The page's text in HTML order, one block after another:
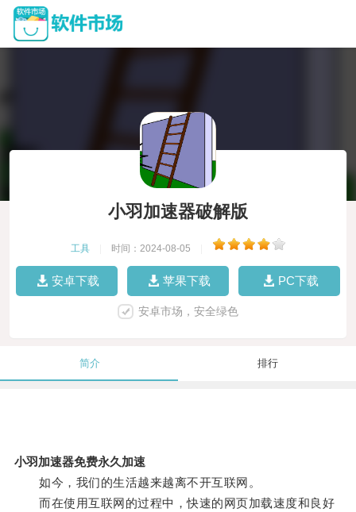
小羽加速器破解版
工具 时间：2024-08-05
安卓下载 苹果下载 PC下载
安卓市场，安全绿色
简介 排行
小羽加速器免费永久加速
如今，我们的生活越来越离不开互联网。
而在使用互联网的过程中，快速的网页加载速度和良好